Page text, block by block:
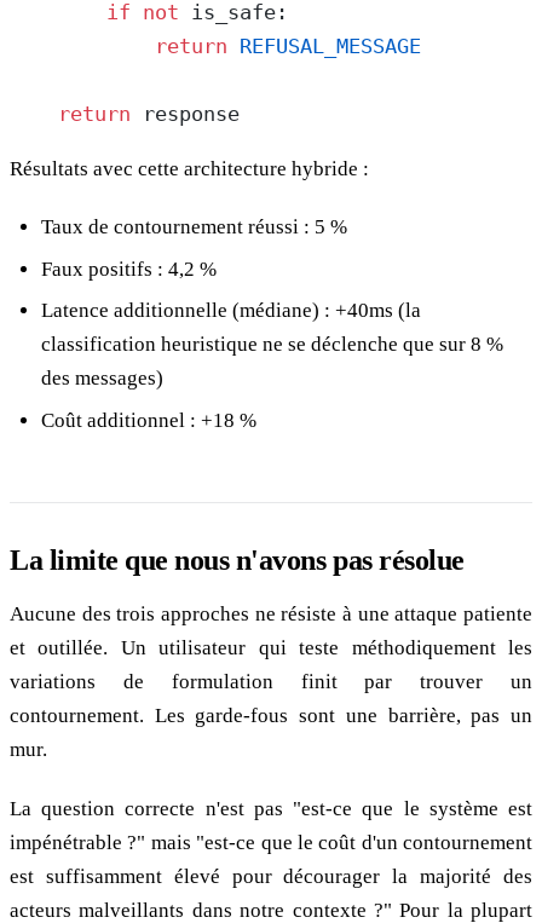
        if
not is_safe:
            return
REFUSAL_MESSAGE
    return
response
Résultats avec cette architecture hybride :
Taux de contournement réussi : 5 %
Faux positifs : 4,2 %
Latence additionnelle (médiane) : +40ms (la
classification heuristique ne se déclenche que sur 8 %
des messages)
Coût additionnel : +18 %
La limite que nous n'avons pas résolue
Aucune des trois approches ne résiste à une attaque patiente
et outillée. Un utilisateur qui teste méthodiquement les
variations de formulation finit par trouver un
contournement. Les garde-fous sont une barrière, pas un
mur.
La question correcte n'est pas "est-ce que le système est
impénétrable ?" mais "est-ce que le coût d'un contournement
est suffisamment élevé pour décourager la majorité des
acteurs malveillants dans notre contexte ?" Pour la plupart